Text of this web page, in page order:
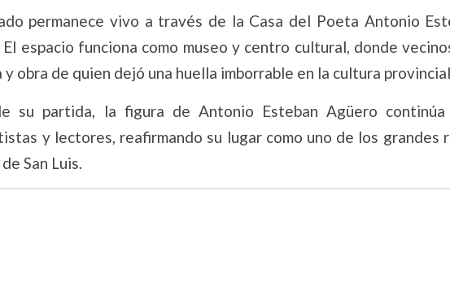
permanece vivo a través de la Casa del Poeta Antonio
El espacio funciona como museo y centro cultural, donde
obra de quien dejó una huella imborrable en la cultura provincial.
su partida, la figura de Antonio Esteban Agüero continúa
y lectores, reafirmando su lugar como uno de los grandes
San Luis.